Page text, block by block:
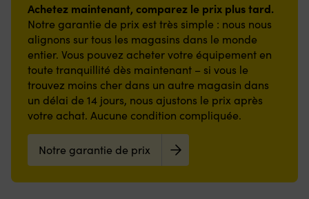
Achetez maintenant, comparez le prix plus tard.
Notre garantie de prix est très simple : nous nous
alignons sur tous les magasins dans le monde
entier. Vous pouvez acheter votre équipement en
toute tranquillité dès maintenant – si vous le
trouvez moins cher dans un autre magasin dans
un délai de 14 jours, nous ajustons le prix après
votre achat. Aucune condition compliquée.
Notre garantie de prix